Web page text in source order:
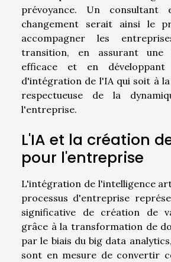
prévoyance. Un consultant
changement serait ainsi le
accompagner les
transition, en assurant une
efficace et en
d'intégration de l'IA qui soit à
respectueuse de la
l'entreprise.
L'IA et la création
pour l'entreprise
L'intégration de l'intelligence
processus d'entreprise
significative de création de
grâce à la transformation de
par le biais du big data
sont en mesure de convertir